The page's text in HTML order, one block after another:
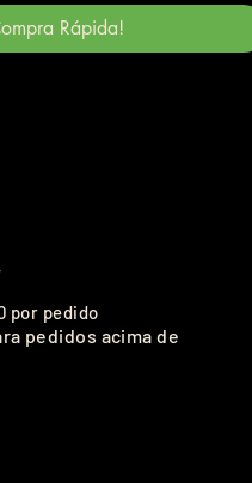
Rápida!
por pedido
pedidos acima de